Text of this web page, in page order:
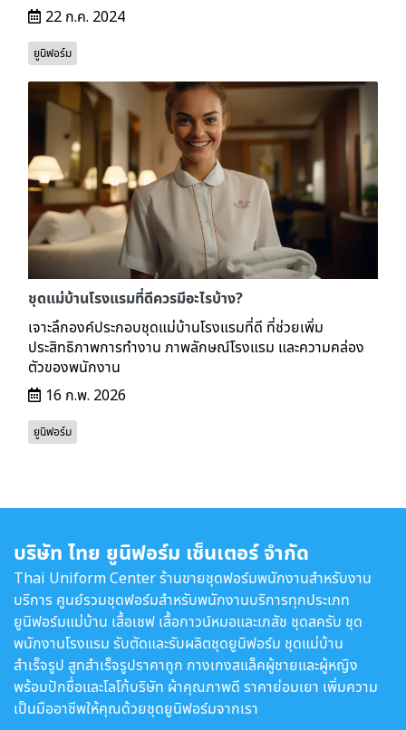
22 ก.ค. 2024
ยูนิฟอร์ม
ชุดแม่บ้านโรงแรมที่ดีควรมีอะไรบ้าง?
เจาะลึกองค์ประกอบชุดแม่บ้านโรงแรมที่ดี ที่ช่วยเพิ่ม
ประสิทธิภาพการทำงาน ภาพลักษณ์โรงแรม และความคล่อง
ตัวของพนักงาน
16 ก.พ. 2026
ยูนิฟอร์ม
บริษัท ไทย ยูนิฟอร์ม เซ็นเตอร์ จำกัด
Thai Uniform Center ร้านขายชุดฟอร์มพนักงานสำหรับงาน
บริการ ศูนย์รวมชุดฟอร์มสำหรับพนักงานบริการทุกประเภท
ยูนิฟอร์มแม่บ้าน เสื้อเชฟ เสื้อกาวน์หมอและเภสัช ชุดสครับ ชุด
พนักงานโรงแรม รับตัดและรับผลิตชุดยูนิฟอร์ม ชุดแม่บ้าน
สำเร็จรูป สูทสำเร็จรูปราคาถูก กางเกงสแล็คผู้ชายและผู้หญิง
พร้อมปักชื่อและโลโก้บริษัท ผ้าคุณภาพดี ราคาย่อมเยา เพิ่มความ
เป็นมืออาชีพให้คุณด้วยชุดยูนิฟอร์มจากเรา